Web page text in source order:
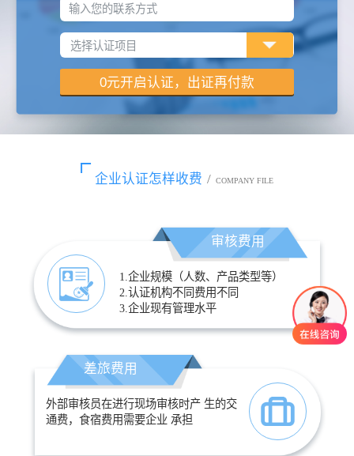
输入您的联系方式
企业认证怎样收费 / COMPANY FILE
审核费用
1.企业规模（人数、产品类型等）
2.认证机构不同费用不同
3.企业现有管理水平
差旅费用
外部审核员在进行现场审核时产 生的交
通费，食宿费用需要企业 承担